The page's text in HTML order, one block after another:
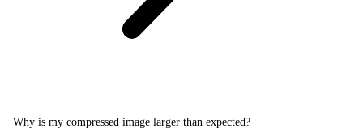
Why is my compressed image larger than expected?